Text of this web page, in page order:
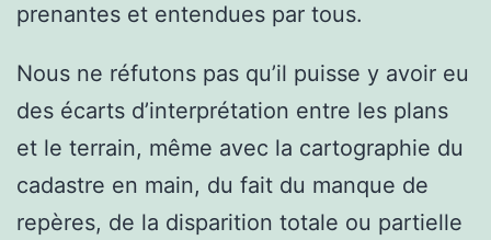
prenantes et entendues par tous.
Nous ne réfutons pas qu’il puisse y avoir eu
des écarts d’interprétation entre les plans
et le terrain, même avec la cartographie du
cadastre en main, du fait du manque de
repères, de la disparition totale ou partielle